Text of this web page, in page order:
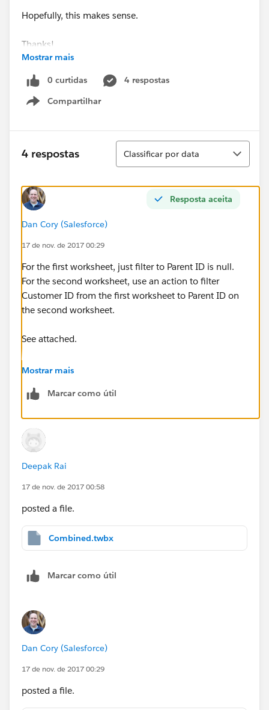
Hopefully, this makes sense.
Thanks!
Mostrar mais
0 curtidas
4 respostas
Compartilhar
Show menu
4 respostas
Classificar
Classificar por data
Resposta aceita
Dan Cory (Salesforce)
17 de nov. de 2017 00:29
For the first worksheet, just filter to Parent ID is null.
For the second worksheet, use an action to filter
Customer ID from the first worksheet to Parent ID on
the second worksheet.
See attached.
Dan
Mostrar mais
Marcar como útil
Deepak Rai
17 de nov. de 2017 00:58
posted a file.
Combined.twbx
Marcar como útil
Dan Cory (Salesforce)
17 de nov. de 2017 00:29
posted a file.